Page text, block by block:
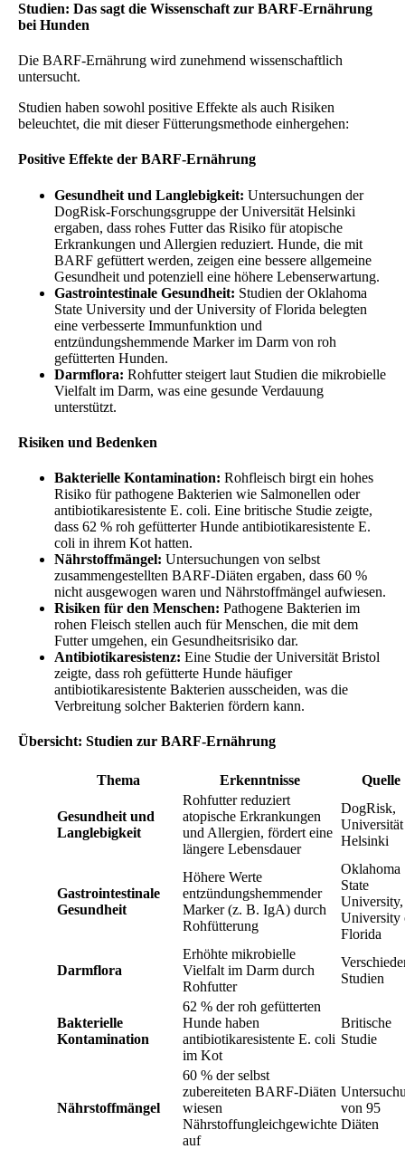
Studien: Das sagt die Wissenschaft zur BARF-Ernährung
bei Hunden
Die BARF-Ernährung wird zunehmend wissenschaftlich
untersucht.
Studien haben sowohl positive Effekte als auch Risiken
beleuchtet, die mit dieser Fütterungsmethode einhergehen:
Positive Effekte der BARF-Ernährung
Gesundheit und Langlebigkeit: Untersuchungen der
DogRisk-Forschungsgruppe der Universität Helsinki
ergaben, dass rohes Futter das Risiko für atopische
Erkrankungen und Allergien reduziert. Hunde, die mit
BARF gefüttert werden, zeigen eine bessere allgemeine
Gesundheit und potenziell eine höhere Lebenserwartung.
Gastrointestinale Gesundheit: Studien der Oklahoma
State University und der University of Florida belegten
eine verbesserte Immunfunktion und
entzündungshemmende Marker im Darm von roh
gefütterten Hunden.
Darmflora: Rohfutter steigert laut Studien die mikrobielle
Vielfalt im Darm, was eine gesunde Verdauung
unterstützt.
Risiken und Bedenken
Bakterielle Kontamination: Rohfleisch birgt ein hohes
Risiko für pathogene Bakterien wie Salmonellen oder
antibiotikaresistente E. coli. Eine britische Studie zeigte,
dass 62 % roh gefütterter Hunde antibiotikaresistente E.
coli in ihrem Kot hatten.
Nährstoffmängel: Untersuchungen von selbst
zusammengestellten BARF-Diäten ergaben, dass 60 %
nicht ausgewogen waren und Nährstoffmängel aufwiesen.
Risiken für den Menschen: Pathogene Bakterien im
rohen Fleisch stellen auch für Menschen, die mit dem
Futter umgehen, ein Gesundheitsrisiko dar.
Antibiotikaresistenz: Eine Studie der Universität Bristol
zeigte, dass roh gefütterte Hunde häufiger
antibiotikaresistente Bakterien ausscheiden, was die
Verbreitung solcher Bakterien fördern kann.
Übersicht: Studien zur BARF-Ernährung
Thema Erkenntnisse Quelle
Gesundheit und
Langlebigkeit
Rohfutter reduziert
atopische Erkrankungen
und Allergien, fördert eine
längere Lebensdauer
DogRisk,
Universität
Helsinki
Gastrointestinale
Gesundheit
Höhere Werte
entzündungshemmender
Marker (z. B. IgA) durch
Rohfütterung
Oklahoma
State
University,
University
Florida
Darmflora
Erhöhte mikrobielle
Vielfalt im Darm durch
Rohfutter
Studien
Bakterielle
Kontamination
62 % der roh gefütterten
Hunde haben
antibiotikaresistente E. coli
im Kot
Britische
Studie
Nährstoffmängel
60 % der selbst
zubereiteten BARF-Diäten
wiesen
Nährstoffungleichgewichte
auf
von 95
Diäten